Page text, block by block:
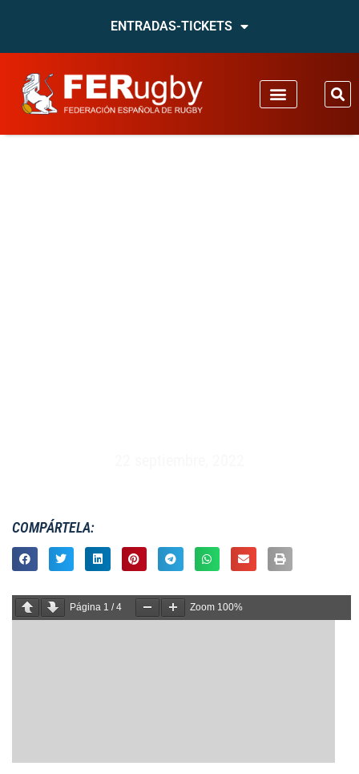
ENTRADAS-TICKETS
COMPÁRTELA:
Página 1 /4 Zoom 100%